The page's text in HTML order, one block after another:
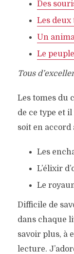
Des
Les deux
Un
Le
Tous
Les tomes du
de ce type et
soit en accord
Les
L’élixir
Le
Difficile de
dans chaque
savoir plus, à
lecture.